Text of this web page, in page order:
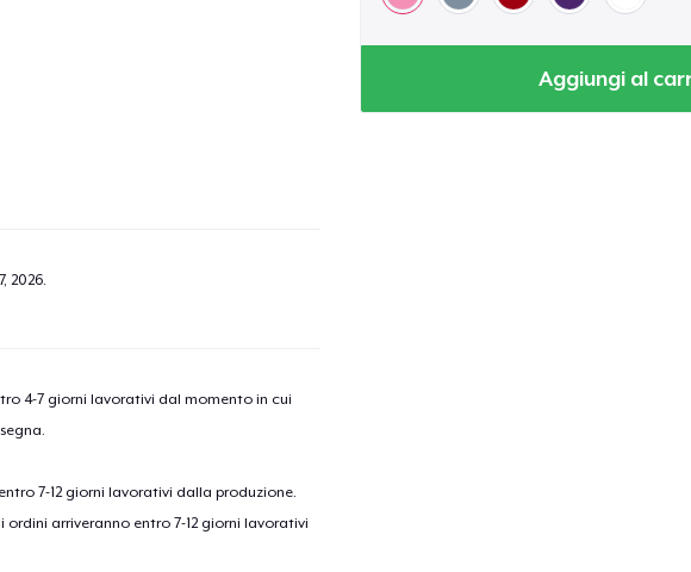
Aggiungi al
2026.
4-7 giorni lavorativi dal momento in cui
7-12 giorni lavorativi dalla produzione.
ordini arriveranno entro 7-12 giorni lavorativi